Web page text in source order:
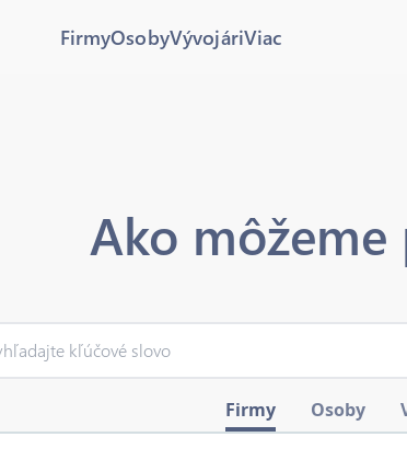
FirmyOsobyVývojáriViac
Ako
Firmy Osoby